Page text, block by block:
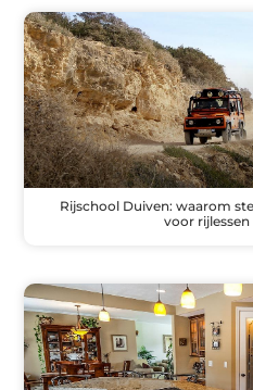
Rijschool Duiven: waarom
voor